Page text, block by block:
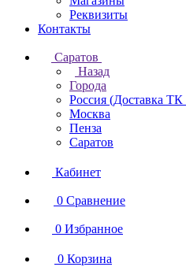
Реквизиты
Контакты
Саратов
Назад
Города
Россия (Доставка
Москва
Пенза
Саратов
Кабинет
0 Сравнение
0 Избранное
0 Корзина